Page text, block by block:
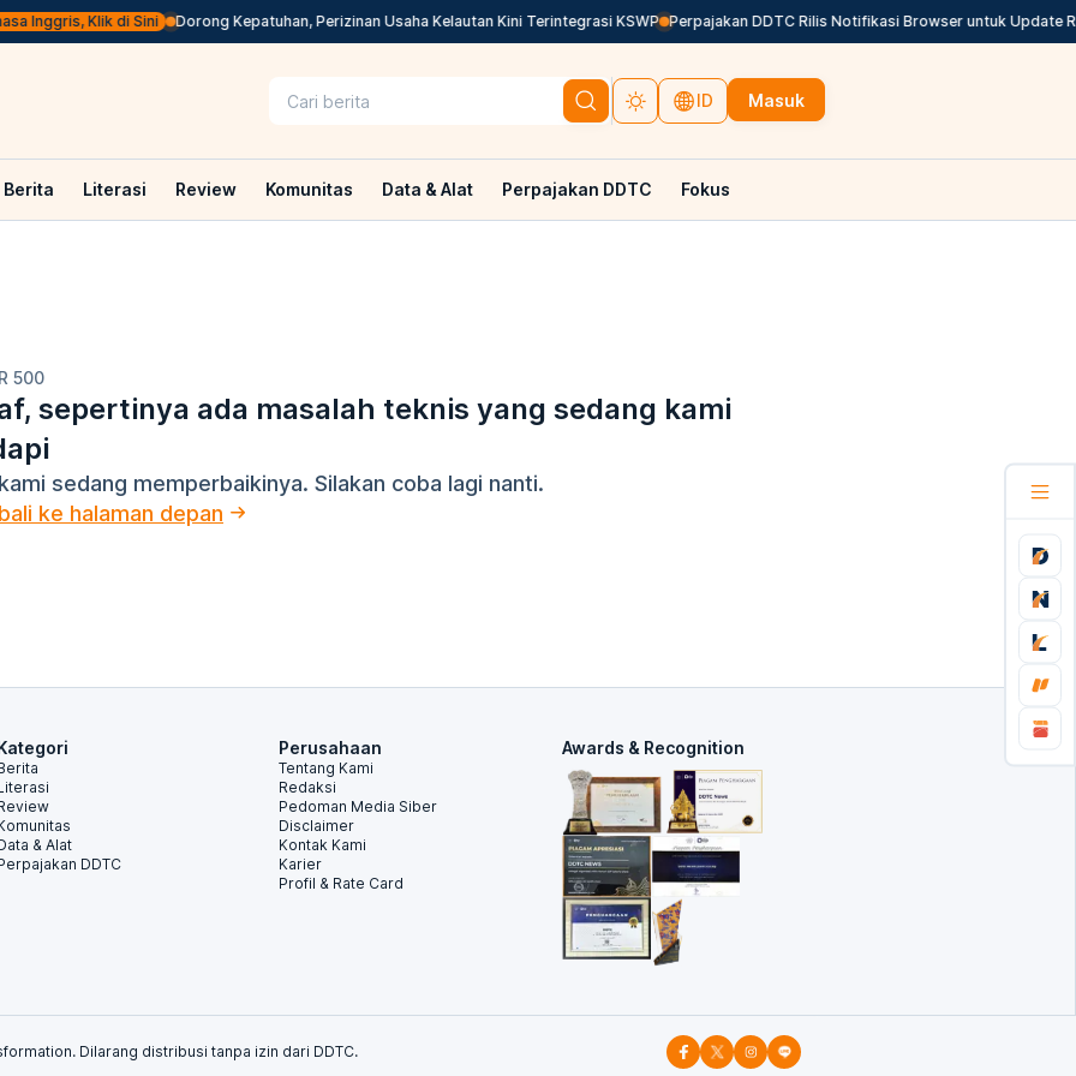
Inggris, Klik di Sini Dorong Kepatuhan, Perizinan Usaha Kelautan Kini Terintegrasi KSWP Perpajakan DDTC Rilis Notifikasi Browser untuk Update
ID Masuk
Berita Literasi Review Komunitas Data & Alat Perpajakan DDTC Fokus
500
sepertinya ada masalah teknis yang sedang kami
sedang memperbaikinya. Silakan coba lagi nanti.
ke halaman depan
& Alat
DDTC
Perusahaan
Tentang Kami
Redaksi
Pedoman Media Siber
Disclaimer
Kontak Kami
Karier
Profil & Rate Card
Awards & Recognition
Dilarang distribusi tanpa izin dari DDTC.